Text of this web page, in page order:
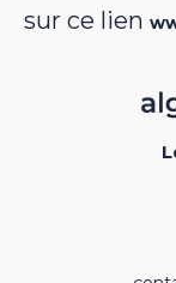
sur ce lien